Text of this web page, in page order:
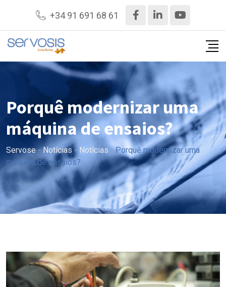
+34 91 691 68 61
Porquê modernizar uma
máquina de ensaios?
Servose-Notícias- Notícias -Porquê modernizar uma
máquina de ensaios?